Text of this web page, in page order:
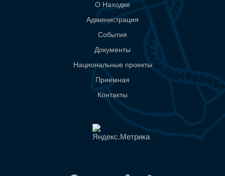
О Находке
Администрация
События
Документы
Национальные проекты
Приемная
Контакты